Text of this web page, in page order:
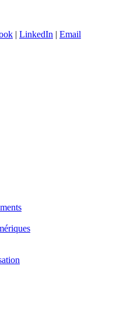
| LinkedIn | Email